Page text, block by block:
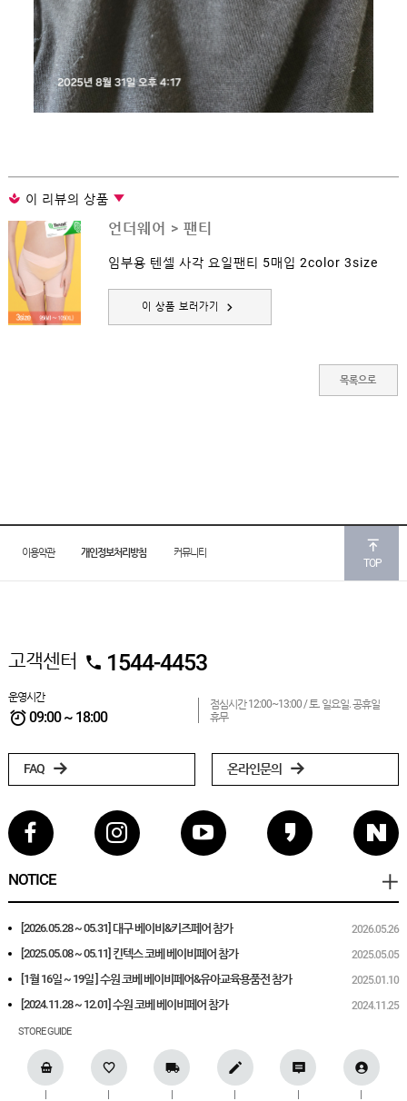
이 리뷰의 상품
언더웨어 > 팬티
임부용 텐셀 사각 요일팬티 5매입 2color 3size
이 상품 보러가기
이용약관 개인정보처리방침 커뮤니티
TOP
고객센터 1544-4453
운영시간
09:00 ~ 18:00
점심시간 12:00~13:00 /토. 일요일. 공휴일
휴무
FAQ 온라인문의
NOTICE
[2026.05.28 ~ 05.31] 대구 베이비&키즈페어 참가 2026.05.26
[2025.05.08 ~ 05.11] 킨텍스 코베 베이비페어 참가 2025.05.05
[1월 16일 ~ 19일 ] 수원 코베 베이비페어&유아교육용품전 참가 2025.01.10
[2024.11.28 ~ 12.01] 수원 코베 베이비페어 참가
2024.11.25
STORE GUIDE